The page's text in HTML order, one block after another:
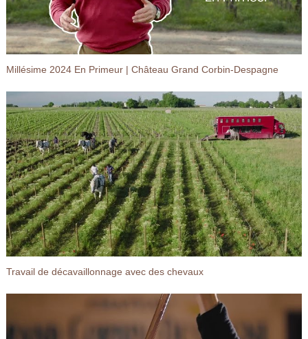
Millésime 2024 En Primeur | Château Grand Corbin-Despagne
Travail de décavaillonnage avec des chevaux